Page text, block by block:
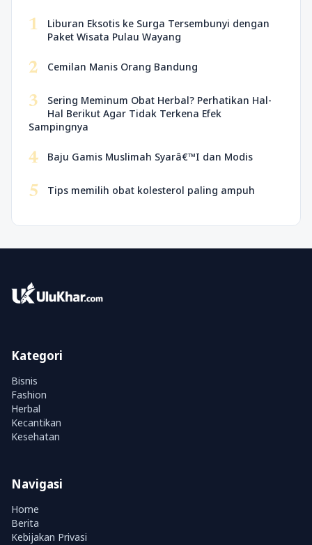
1
Liburan Eksotis ke Surga Tersembunyi dengan
Paket Wisata Pulau Wayang
2 Cemilan Manis Orang Bandung
3
Sering Meminum Obat Herbal? Perhatikan Hal-
Hal Berikut Agar Tidak Terkena Efek
Sampingnya
4 Baju Gamis Muslimah Syarâ€™I dan Modis
5 Tips memilih obat kolesterol paling ampuh
Kategori
Bisnis
Fashion
Herbal
Kecantikan
Kesehatan
Navigasi
Home
Berita
Kebijakan Privasi